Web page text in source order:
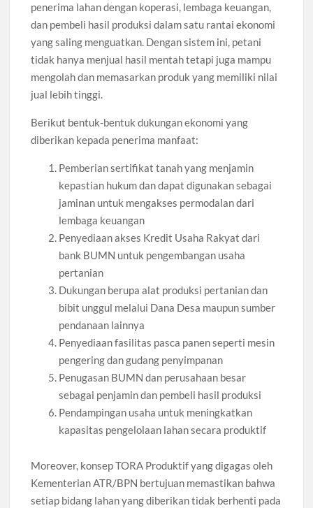
penerima lahan dengan koperasi, lembaga keuangan,
dan pembeli hasil produksi dalam satu rantai ekonomi
yang saling menguatkan. Dengan sistem ini, petani
tidak hanya menjual hasil mentah tetapi juga mampu
mengolah dan memasarkan produk yang memiliki nilai
jual lebih tinggi.
Berikut bentuk-bentuk dukungan ekonomi yang
diberikan kepada penerima manfaat:
Pemberian sertifikat tanah yang menjamin
kepastian hukum dan dapat digunakan sebagai
jaminan untuk mengakses permodalan dari
lembaga keuangan
Penyediaan akses Kredit Usaha Rakyat dari
bank BUMN untuk pengembangan usaha
pertanian
Dukungan berupa alat produksi pertanian dan
bibit unggul melalui Dana Desa maupun sumber
pendanaan lainnya
Penyediaan fasilitas pasca panen seperti mesin
pengering dan gudang penyimpanan
Penugasan BUMN dan perusahaan besar
sebagai penjamin dan pembeli hasil produksi
Pendampingan usaha untuk meningkatkan
kapasitas pengelolaan lahan secara produktif
Moreover, konsep TORA Produktif yang digagas oleh
Kementerian ATR/BPN bertujuan memastikan bahwa
setiap bidang lahan yang diberikan tidak berhenti pada